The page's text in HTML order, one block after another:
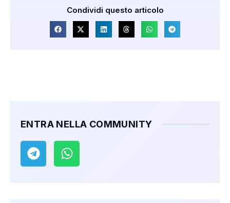
Condividi questo articolo
ENTRA NELLA COMMUNITY